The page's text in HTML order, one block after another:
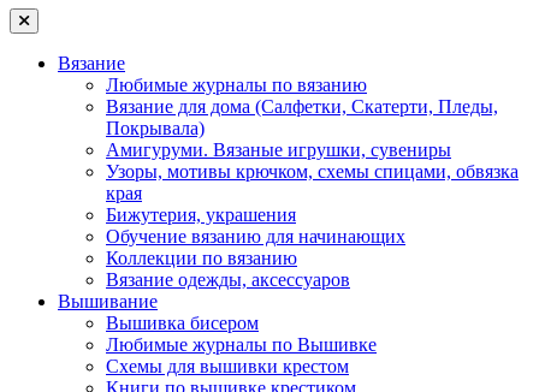
Вязание
Любимые журналы по вязанию
Вязание для дома (Салфетки, Скатерти, Пледы,
Покрывала)
Амигуруми. Вязаные игрушки, сувениры
Узоры, мотивы крючком, схемы спицами, обвязка
края
Бижутерия, украшения
Обучение вязанию для начинающих
Коллекции по вязанию
Вязание одежды, аксессуаров
Вышивание
Вышивка бисером
Любимые журналы по Вышивке
Схемы для вышивки крестом
Книги по вышивке крестиком